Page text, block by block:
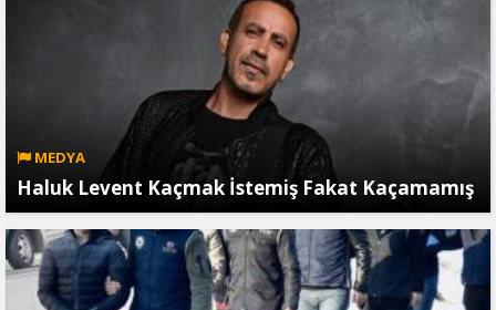
MEDYA
Haluk Levent Kaçmak İstemiş Fakat Kaçamamış